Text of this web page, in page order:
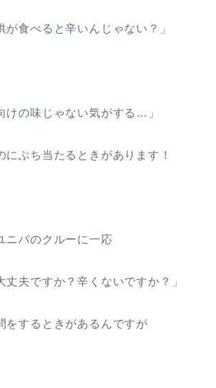
が食べると辛いんじゃない？」
けの味じゃない気がする…」
にぶち当たるときがあります！
ニバのクルーに一応
丈夫ですか？辛くないですか？」
をするときがあるんですが